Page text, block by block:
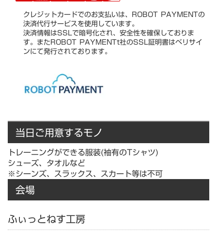
クレジットカードでのお支払いは、ROBOT PAYMENTの
決済代行サービスを使用しています。
決済情報はSSLで暗号化され、安全性を確保しておりま
す。またROBOT PAYMENTt社のSSL証明書はベリサイ
ンにて発行されております。
当日ご用意するモノ
トレーニングができる服装(袖有のTシャツ)
シューズ、タオルなど
※シーンズ、スラックス、スカート等は不可
会場
ふぃっとねす工房